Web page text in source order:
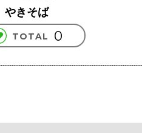
やきそば
TOTAL 0